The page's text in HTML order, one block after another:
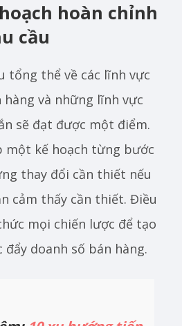
hoàn chỉnh
cầu
tổng thể về các lĩnh vực
hàng và những lĩnh vực
sẽ đạt được một điểm.
một kế hoạch từng bước
thay đổi cần thiết nếu
cảm thấy cần thiết. Điều
mọi chiến lược để tạo
đẩy doanh số bán hàng.